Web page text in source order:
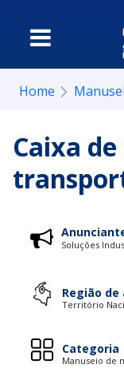
Home
Caixa
Soluções
Região
Território
Categoria
Manuseio de